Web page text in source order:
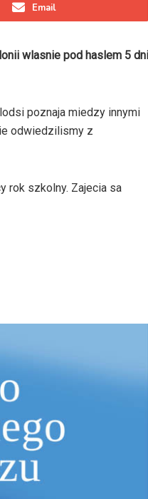
Email
wlasnie pod haslem 5 dni
poznaja miedzy innymi
odwiedzilismy z
rok szkolny. Zajecia sa